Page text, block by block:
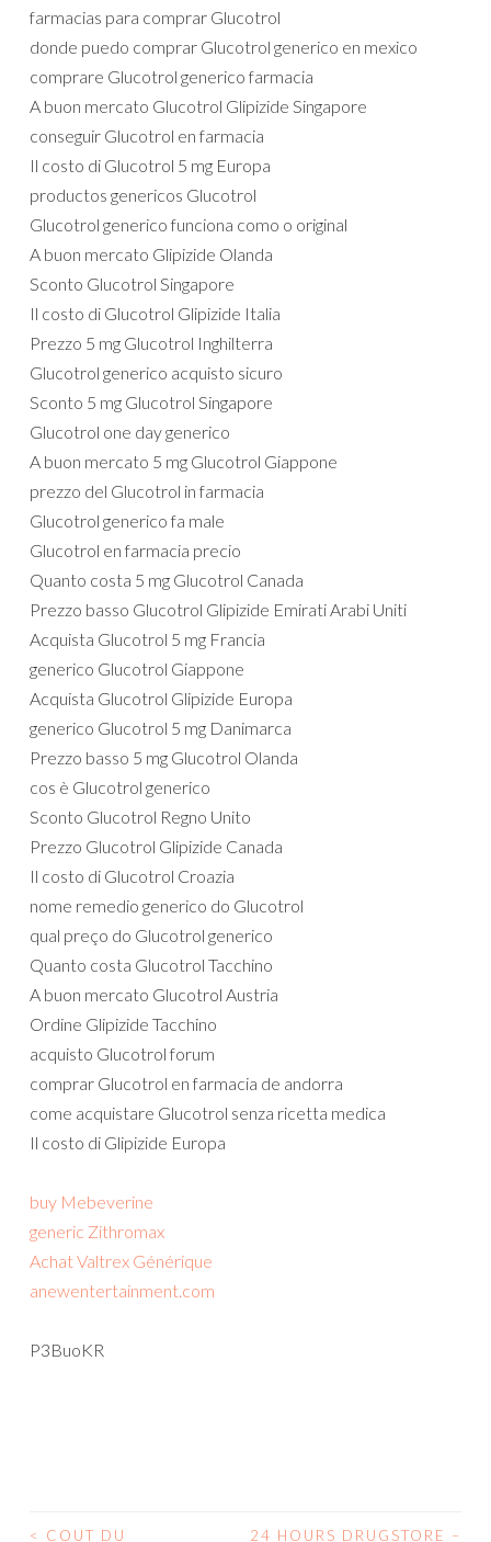
farmacias para comprar Glucotrol
donde puedo comprar Glucotrol generico en mexico
comprare Glucotrol generico farmacia
A buon mercato Glucotrol Glipizide Singapore
conseguir Glucotrol en farmacia
Il costo di Glucotrol 5 mg Europa
productos genericos Glucotrol
Glucotrol generico funciona como o original
A buon mercato Glipizide Olanda
Sconto Glucotrol Singapore
Il costo di Glucotrol Glipizide Italia
Prezzo 5 mg Glucotrol Inghilterra
Glucotrol generico acquisto sicuro
Sconto 5 mg Glucotrol Singapore
Glucotrol one day generico
A buon mercato 5 mg Glucotrol Giappone
prezzo del Glucotrol in farmacia
Glucotrol generico fa male
Glucotrol en farmacia precio
Quanto costa 5 mg Glucotrol Canada
Prezzo basso Glucotrol Glipizide Emirati Arabi Uniti
Acquista Glucotrol 5 mg Francia
generico Glucotrol Giappone
Acquista Glucotrol Glipizide Europa
generico Glucotrol 5 mg Danimarca
Prezzo basso 5 mg Glucotrol Olanda
cos è Glucotrol generico
Sconto Glucotrol Regno Unito
Prezzo Glucotrol Glipizide Canada
Il costo di Glucotrol Croazia
nome remedio generico do Glucotrol
qual preço do Glucotrol generico
Quanto costa Glucotrol Tacchino
A buon mercato Glucotrol Austria
Ordine Glipizide Tacchino
acquisto Glucotrol forum
comprar Glucotrol en farmacia de andorra
come acquistare Glucotrol senza ricetta medica
Il costo di Glipizide Europa
buy Mebeverine
generic Zithromax
Achat Valtrex Générique
anewentertainment.com
P3BuoKR
< COUT DU 24 HOURS DRUGSTORE –